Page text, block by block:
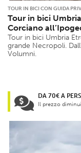
TOUR IN BICI CON GUIDA
Tour in bici
Corciano
Tour in bici Umbria
grande Necropoli.
Volumni.
DA 70€ A
Il prezzo